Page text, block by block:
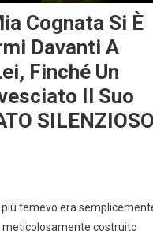
Cognata Si È
Davanti A
Finché Un
Il Suo
più temevo era
meticolosamente costruito